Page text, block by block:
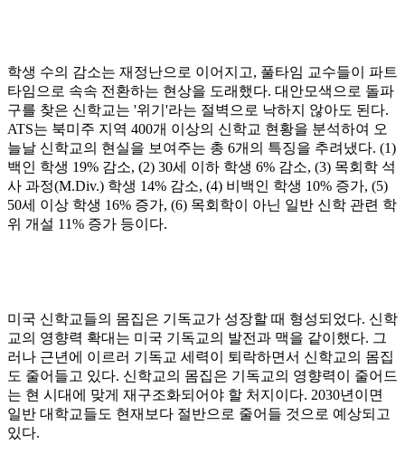
학생 수의 감소는 재정난으로 이어지고, 풀타임 교수들이 파트
타임으로 속속 전환하는 현상을 도래했다. 대안모색으로 돌파
구를 찾은 신학교는 '위기 '라는 절벽으로 낙하지 않아도 된다.
ATS는 북미주 지역 400개 이상의 신학교 현황을 분석하여 오
늘날 신학교의 현실을 보여주는 총 6개의 특징을 추려냈다. (1)
백인 학생 19% 감소, (2) 30세 이하 학생 6% 감소, (3) 목회학 석
사 과정(M.Div.) 학생 14% 감소, (4) 비백인 학생 10% 증가, (5)
50세 이상 학생 16% 증가, (6) 목회학이 아닌 일반 신학 관련 학
위 개설 11% 증가 등이다.
미국 신학교들의 몸집은 기독교가 성장할 때 형성되었다. 신학
교의 영향력 확대는 미국 기독교의 발전과 맥을 같이했다. 그
러나 근년에 이르러 기독교 세력이 퇴락하면서 신학교의 몸집
도 줄어들고 있다. 신학교의 몸집은 기독교의 영향력이 줄어드
는 현 시대에 맞게 재구조화되어야 할 처지이다. 2030년이면
일반 대학교들도 현재보다 절반으로 줄어들 것으로 예상되고
있다.